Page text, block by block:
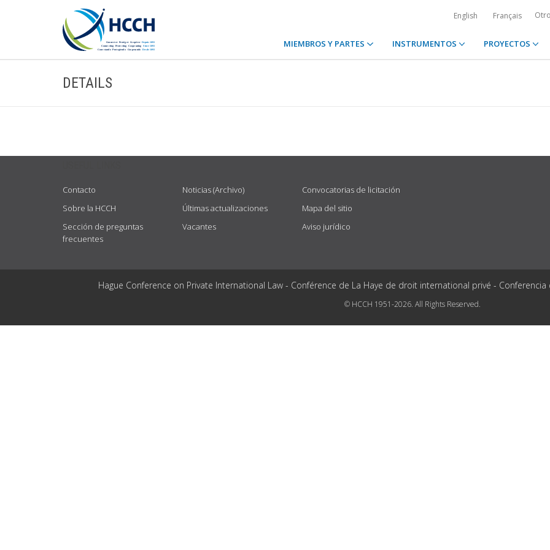
English Français
MIEMBROS Y PARTES INSTRUMENTOS PROYECTOS
DETAILS
Contacto
Sobre la HCCH
Sección de preguntas
frecuentes
Noticias (Archivo)
Últimas actualizaciones
Vacantes
Convocatorias de licitación
Mapa del sitio
Aviso jurídico
Hague Conference on Private International Law - Conférence de La Haye de droit international privé -
© HCCH 1951-2026. All Rights Reserved.